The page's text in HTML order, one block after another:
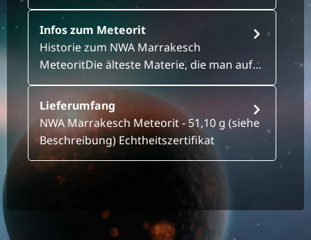
Infos zum Meteorit
Historie zum NWA Marrakesch
MeteoritDie älteste Materie, die man auf…
Lieferumfang
NWA Marrakesch Meteorit - 51,10 g (siehe
Beschreibung) Echtheitszertifikat